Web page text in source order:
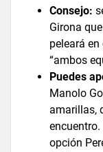
Consejo:
Girona
peleará
“ambos
Puedes
Manolo
amarillas,
encuentro.
opción